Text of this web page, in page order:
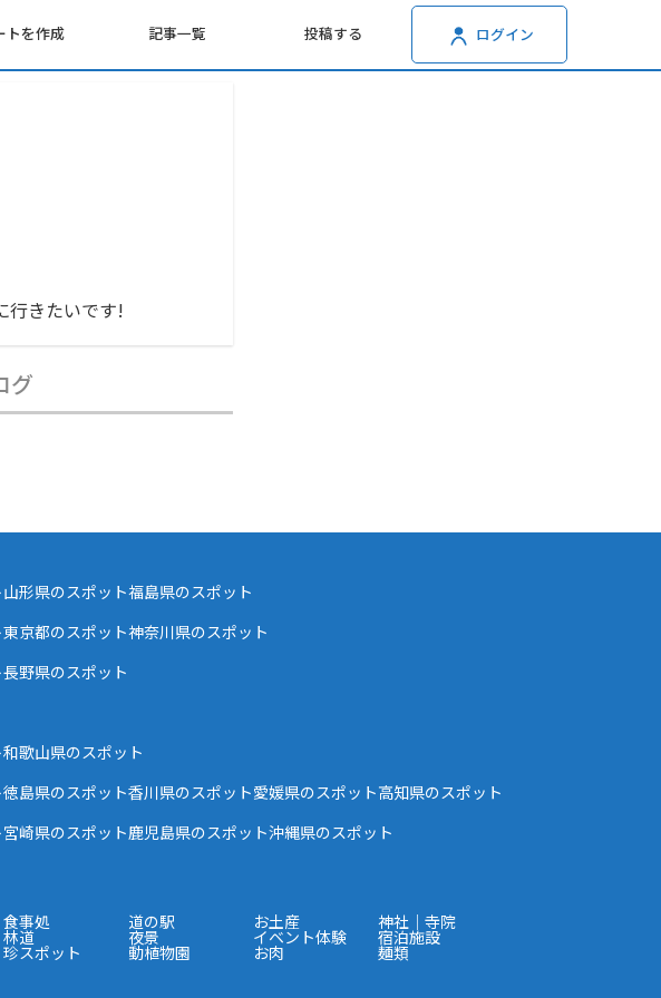
トを作成 記事一覧 投稿する ログイン
行きたいです!
グ
山形県のスポット福島県のスポット
東京都のスポット神奈川県のスポット
長野県のスポット
和歌山県のスポット
徳島県のスポット香川県のスポット愛媛県のスポット高知県のスポット
宮崎県のスポット鹿児島県のスポット沖縄県のスポット
食事処 道の駅 お土産 神社｜寺院
林道 夜景 イベント体験 宿泊施設
珍スポット 動植物園 お肉 麺類